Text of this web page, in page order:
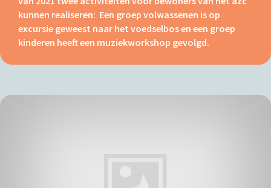
kunnen realiseren: Een groep volwassenen is op
excursie geweest naar het voedselbos en een groep
kinderen heeft een muziekworkshop gevolgd.